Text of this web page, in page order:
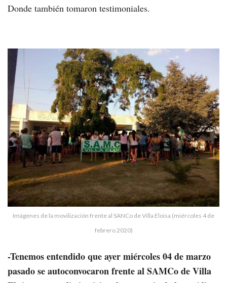
Donde también tomaron testimoniales.
Imágenes de la movilización frente al SANCo de Villa Eloisa (miércoles 4 de
febrero 2020)
-Tenemos entendido que ayer miércoles 04 de marzo
pasado se autoconvocaron frente al SAMCo de Villa